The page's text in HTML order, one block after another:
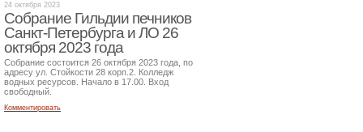
24 октября 2023
Собрание Гильдии печников
Санкт-Петербурга и ЛО 26
октября 2023 года
Собрание состоится 26 октября 2023 года, по
адресу ул. Стойкости 28 корп.2. Колледж
водных ресурсов. Начало в 17.00. Вход
свободный.
Комментировать